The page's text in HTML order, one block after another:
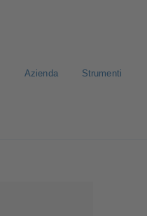
Azienda Strumenti